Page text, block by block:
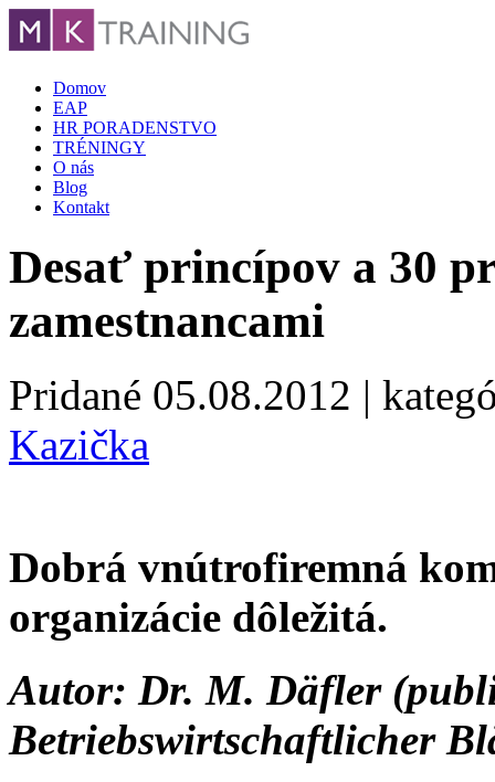
Domov
EAP
HR PORADENSTVO
TRÉNINGY
O nás
Blog
Kontakt
Desať princípov a 30
zamestnancami
Pridané 05.08.2012 |
Kazička
Dobrá vnútrofiremná
organizácie dôležitá.
Autor: Dr. M. Däfler
Betriebswirtschaftlicher